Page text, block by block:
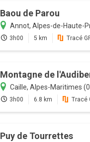
Baou de Parou
Annot, Alpes-de-Haute-
3h00 5 km Tracé
Montagne de
Caille, Alpes-Maritimes
3h00 6.8 km Tracé
Puy de Tourrettes